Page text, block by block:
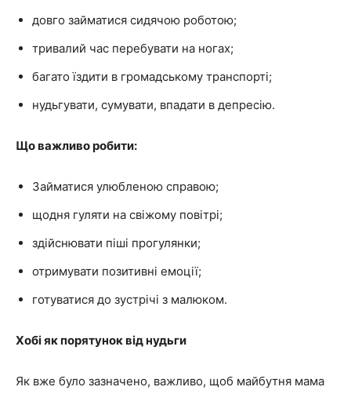
довго займатися сидячою роботою;
тривалий час перебувати на ногах;
багато їздити в громадському транспорті;
нудьгувати, сумувати, впадати в депресію.
Що важливо робити:
Займатися улюбленою справою;
щодня гуляти на свіжому повітрі;
здійснювати піші прогулянки;
отримувати позитивні емоції;
готуватися до зустрічі з малюком.
Хобі як порятунок від нудьги
Як вже було зазначено, важливо, щоб майбутня мама